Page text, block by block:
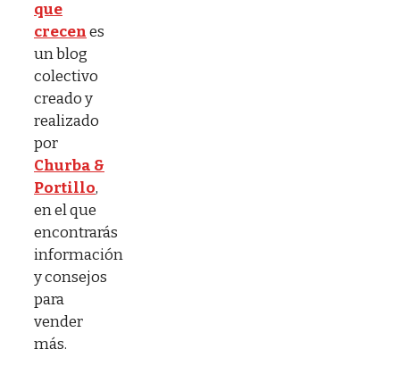
que
crecenes
un blog
colectivo
creado y
realizado
por
Churba &
Portillo,
en el que
encontrarás
información
y consejos
para
vender
más.